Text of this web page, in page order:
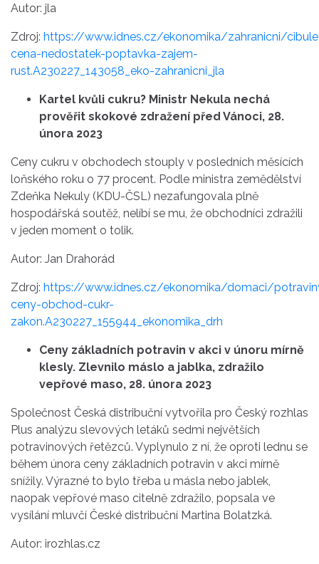
Autor: jla
Zdroj: https://www.idnes.cz/ekonomika/zahranicni/
cena-nedostatek-poptavka-zajem-
rust.A230227_143058_eko-zahranicni_jla
Kartel kvůli cukru? Ministr Nekula nechá
prověřit skokové zdražení před Vánoci, 28.
února 2023
Ceny cukru v obchodech stouply v posledních měsících
loňského roku o 77 procent. Podle ministra zemědělství
Zdeňka Nekuly (KDU-ČSL) nezafungovala plně
hospodářská soutěž, nelíbí se mu, že obchodníci zdražili
v jeden moment o tolik.
Autor: Jan Drahorád
Zdroj: https://www.idnes.cz/ekonomika/domaci/
ceny-obchod-cukr-
zakon.A230227_155944_ekonomika_drh
Ceny základních potravin v akci v únoru mírně
klesly. Zlevnilo máslo a jablka, zdražilo
vepřové maso, 28. února 2023
Společnost Česká distribuční vytvořila pro Český rozhlas
Plus analýzu slevových letáků sedmi největších
potravinových řetězců. Vyplynulo z ní, že oproti lednu se
během února ceny základních potravin v akci mírně
snížily. Výrazné to bylo třeba u másla nebo jablek,
naopak vepřové maso citelně zdražilo, popsala ve
vysílání mluvčí České distribuční Martina Bolatzká.
Autor: irozhlas.cz